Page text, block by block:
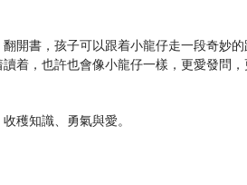
開書，孩子可以跟着小龍仔走一段奇妙
着，也許也會像小龍仔一樣，更愛發問
穫知識、勇氣與愛。